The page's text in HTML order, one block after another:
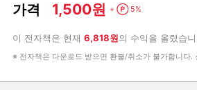
가격 1,500원 + Point
5%
이 전자책은 현재 6,818원의 수익을 올렸습
※ 전자책은 다운로드 받으면 환불/취소가 불가합니다.